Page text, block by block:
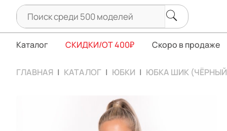
Каталог СКИДКИ/ОТ 400₽ Скоро в продаже
ГЛАВНАЯ КАТАЛОГ ЮБКИ ЮБКА ШИК